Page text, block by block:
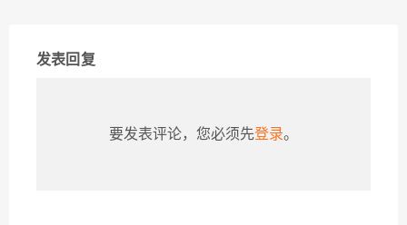
发表回复
要发表评论，您必须先登录。